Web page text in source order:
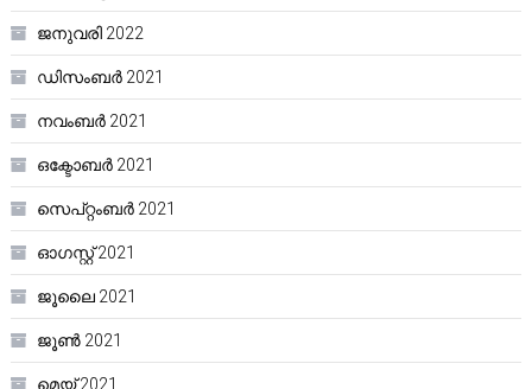
ജനുവരി 2022
ഡിസംബർ 2021
നവംബർ 2021
ഒക്ടോബർ 2021
സെപ്റ്റംബർ 2021
ഓഗസ്റ്റ്‌ 2021
ജൂലൈ 2021
ജൂൺ 2021
മെയ്‌ 2021